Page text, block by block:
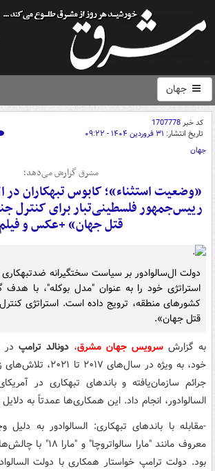
جهان
کد خبر1707778
تاریخ انتشار: ۳۱ فروردین ۱۴۰۴ - ۰۹:۲۲
جهان
مشرق گزارش می‌دهد؛
«وضعیت استثناء»؛ کابوس تبهکاران در
رییس‌جمهور فلسطینی‌تبار برای کنترل
قتل جهان» +عکس و فیلم
دولت ال‌سالوادور بر سیاست سختگیرانه
استراتژی خود را به عنوان "مدل بوکله"، با
کشورهای منطقه، ترویج داده است. استراتژی
قتل جهان».
به گزارش سرویس جهان مشرق، دونالد ترامپ در
خود، به ویژه در سال‌های
جرائم سازمان‌یافته و باندهای تبهکاری در
السالوادور، انجام داد. این همکاری‌ها عمدتاً به
-مقابله با باندهای تبهکاری: السالوادور به دلیل
معروف مانند "مارا
بود. دولت ترامپ خواستار همکاری با دولت